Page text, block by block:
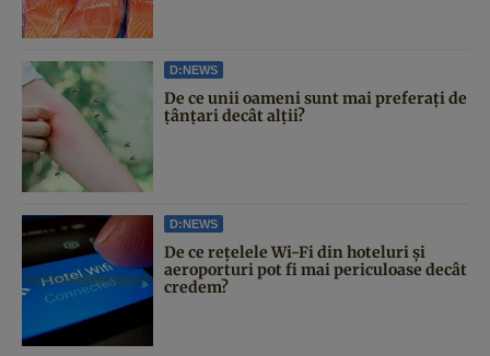
D:NEWS
De ce unii oameni sunt mai preferați de
țânțari decât alții?
D:NEWS
De ce rețelele Wi-Fi din hoteluri și
aeroporturi pot fi mai periculoase decât
credem?